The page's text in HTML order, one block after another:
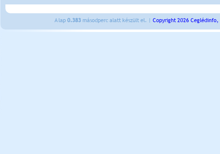
A lap 0.383 másodperc alatt készült el. | Copyright 2026